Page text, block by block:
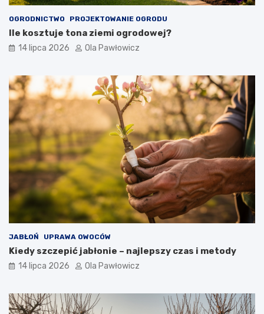
OGRODNICTWO PROJEKTOWANIE OGRODU
Ile kosztuje tona ziemi ogrodowej?
14 lipca 2026 Ola Pawłowicz
JABŁOŃ UPRAWA OWOCÓW
Kiedy szczepić jabłonie – najlepszy czas i metody
14 lipca 2026 Ola Pawłowicz